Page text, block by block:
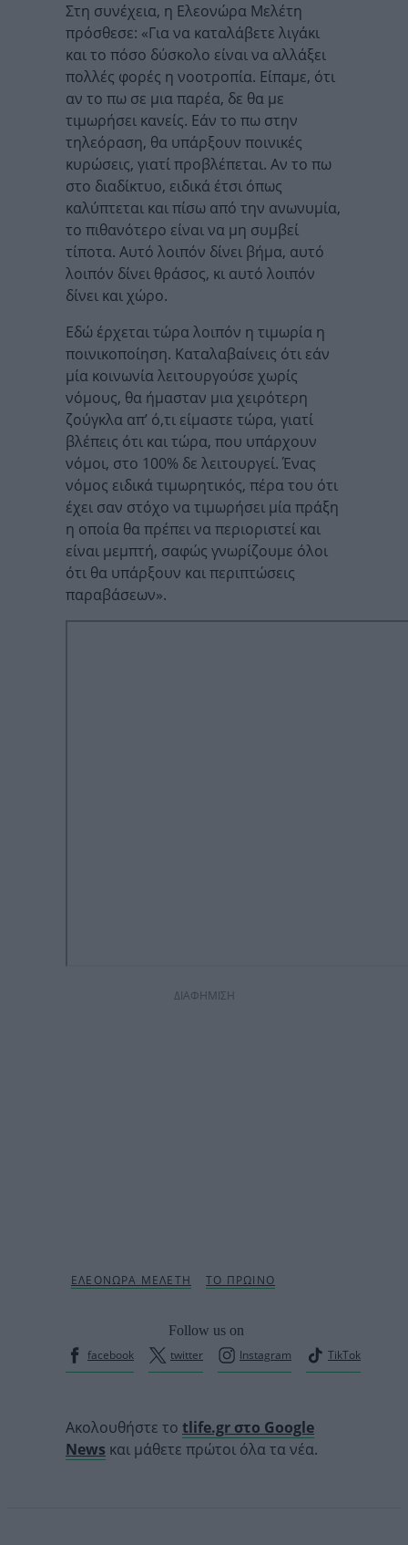
Στη συνέχεια, η Ελεονώρα Μελέτη
πρόσθεσε: «Για να καταλάβετε λιγάκι
και το πόσο δύσκολο είναι να αλλάξει
πολλές φορές η νοοτροπία. Είπαμε, ότι
αν το πω σε μια παρέα, δε θα με
τιμωρήσει κανείς. Εάν το πω στην
τηλεόραση, θα υπάρξουν ποινικές
κυρώσεις, γιατί προβλέπεται. Αν το πω
στο διαδίκτυο, ειδικά έτσι όπως
καλύπτεται και πίσω από την ανωνυμία,
το πιθανότερο είναι να μη συμβεί
τίποτα. Αυτό λοιπόν δίνει βήμα, αυτό
λοιπόν δίνει θράσος, κι αυτό λοιπόν
δίνει και χώρο.
Εδώ έρχεται τώρα λοιπόν η τιμωρία η
ποινικοποίηση. Καταλαβαίνεις ότι εάν
μία κοινωνία λειτουργούσε χωρίς
νόμους, θα ήμασταν μια χειρότερη
ζούγκλα απ’ ό,τι είμαστε τώρα, γιατί
βλέπεις ότι και τώρα, που υπάρχουν
νόμοι, στο 100% δε λειτουργεί. Ένας
νόμος ειδικά τιμωρητικός, πέρα του ότι
έχει σαν στόχο να τιμωρήσει μία πράξη
η οποία θα πρέπει να περιοριστεί και
είναι μεμπτή, σαφώς γνωρίζουμε όλοι
ότι θα υπάρξουν και περιπτώσεις
παραβάσεων».
ΔΙΑΦΗΜΙΣΗ
Follow us on
facebook
twitter Instagram TikTok
Ακολουθήστε το tlife.gr στο Google
News και μάθετε πρώτοι όλα τα νέα.